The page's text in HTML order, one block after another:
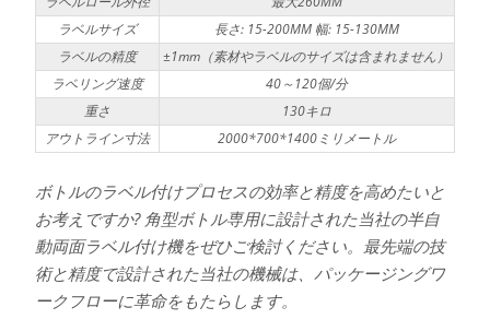
ラベルサイズ
長さ: 15-200MM 幅: 15-130MM
ラベルの精度
±1mm（素材やラベルのサイズは含まれません）
ラベリング速度
40～120個/分
重さ
130キロ
アウトライン寸法
2000*700*1400ミリメートル
ボトルのラベル付けプロセスの効率と精度を高めたいと
お考えですか? 角型ボトル専用に設計された当社の半自
動両面ラベル付け機をぜひご検討ください。最先端の技
術と精度で設計された当社の機械は、パッケージングワ
ークフローに革命をもたらします。